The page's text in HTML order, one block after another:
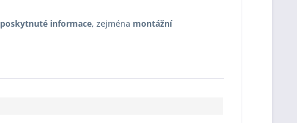
poskytnuté informace, zejména montážní